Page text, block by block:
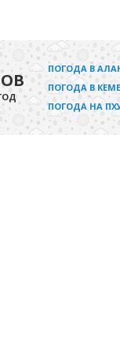
ПОГОДА В
ПОГОДА В
ПОГОДА НА